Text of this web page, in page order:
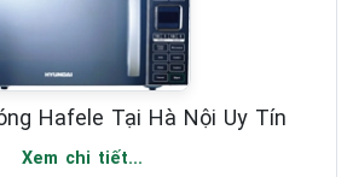
Hafele Tại Hà Nội Uy Tín
Xem chi tiết...